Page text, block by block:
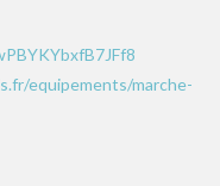
equipements/marche-